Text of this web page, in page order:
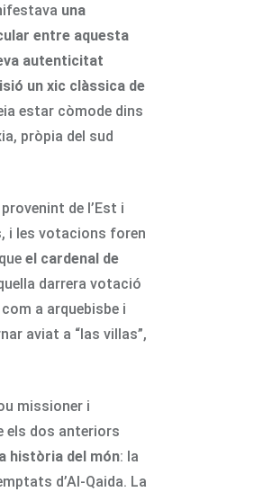
una
entre aquesta
autenticitat
un xic clàssica de
estar còmode dins
pròpia del sud
de l’Est i
i les votacions foren
el cardenal de
darrera votació
a arquebisbe i
aviat a “las villas”,
missioner i
els dos anteriors
història del món: la
d’Al-Qaida. La